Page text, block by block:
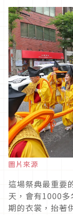
圖片來源
這場祭典最重要
天，會有1000
期的衣裳，抬著